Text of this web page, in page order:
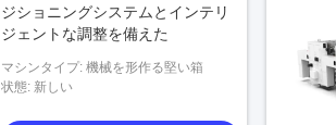
ジショニングシステムとインテリ
ジェントな調整を備えた
マシンタイプ: 機械を形作る堅い箱
状態: 新しい